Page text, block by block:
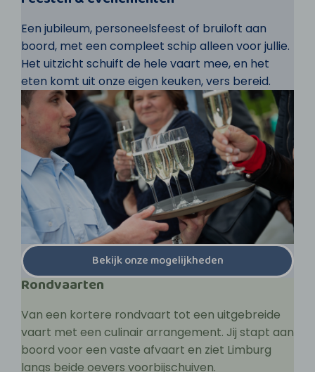
Een jubileum, personeelsfeest of bruiloft aan
boord, met een compleet schip alleen voor jullie.
Het uitzicht schuift de hele vaart mee, en het
eten komt uit onze eigen keuken, vers bereid.
Bekijk onze mogelijkheden
Rondvaarten
Van een kortere rondvaart tot een uitgebreide
vaart met een culinair arrangement. Jij stapt aan
boord voor een vaste afvaart en ziet Limburg
langs beide oevers voorbijschuiven.